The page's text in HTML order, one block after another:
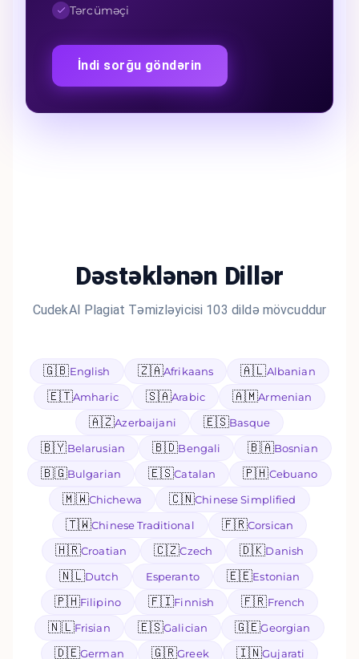
Tərcüməçi
İndi sorğu göndərin
Dəstəklənən Dillər
CudekAI Plagiat Təmizləyicisi 103 dildə mövcuddur
🇬🇧English 🇿🇦Afrikaans 🇦🇱Albanian
🇪🇹Amharic 🇸🇦Arabic 🇦🇲Armenian
🇦🇿Azerbaijani 🇪🇸Basque
🇧🇾Belarusian 🇧🇩Bengali 🇧🇦Bosnian
🇧🇬Bulgarian 🇪🇸Catalan 🇵🇭Cebuano
🇲🇼Chichewa 🇨🇳Chinese Simplified
🇹🇼Chinese Traditional 🇫🇷Corsican
🇭🇷Croatian 🇨🇿Czech 🇩🇰Danish
🇳🇱Dutch Esperanto 🇪🇪Estonian
🇵🇭Filipino 🇫🇮Finnish 🇫🇷French
🇳🇱Frisian 🇪🇸Galician 🇬🇪Georgian
🇩🇪German 🇬🇷Greek 🇮🇳Gujarati